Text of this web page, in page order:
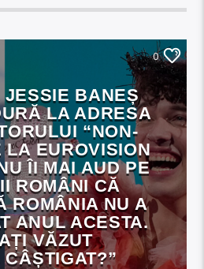
0
JESSIE BANEȘ
LA ADRESA
“NON-
LA EUROVISION
ÎI MAI AUD PE
ROMÂNI CĂ
ROMÂNIA NU A
ANUL ACESTA.
VĂZUT
CÂȘTIGAT?”